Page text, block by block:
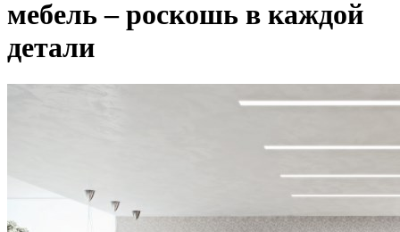
мебель – роскошь в каждой
детали